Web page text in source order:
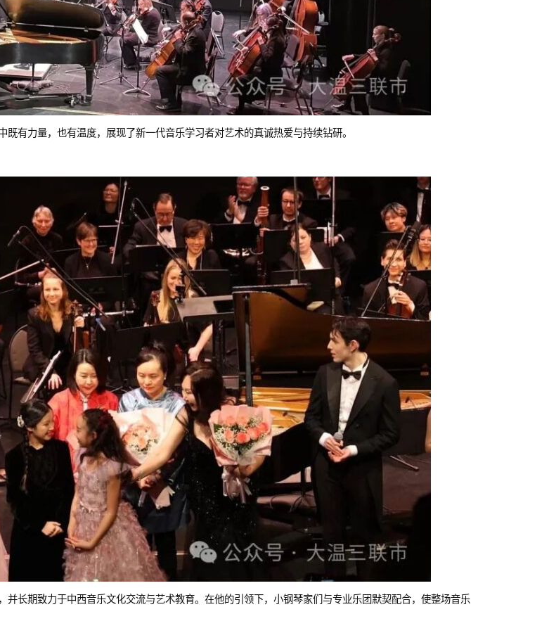
有力量，也有温度，展现了新一代音乐学习者对艺术的真诚热爱与持续钻研。
长期致力于中西音乐文化交流与艺术教育。在他的引领下，小钢琴家们与专业乐团默契配合，使整场音乐